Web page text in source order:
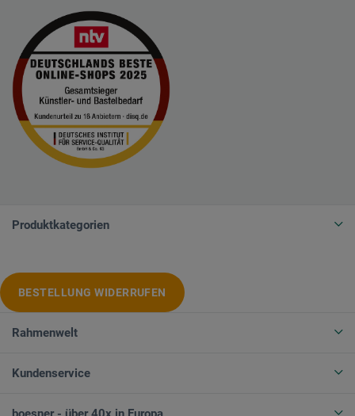
Produktkategorien
BESTELLUNG WIDERRUFEN
Rahmenwelt
Kundenservice